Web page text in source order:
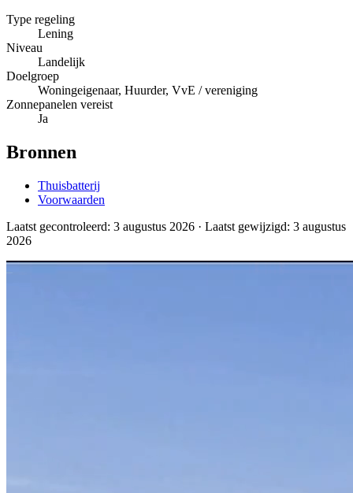
Type regeling
Lening
Niveau
Landelijk
Doelgroep
Woningeigenaar, Huurder, VvE / vereniging
Zonnepanelen vereist
Ja
Bronnen
Thuisbatterij
Voorwaarden
Laatst gecontroleerd: 3 augustus 2026 · Laatst gewijzigd: 3 augustus
2026